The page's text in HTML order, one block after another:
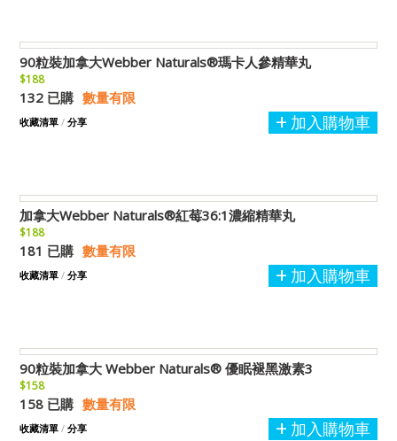
90粒裝加拿大Webber Naturals®瑪卡人參精華丸
$188
132 已購 數量有限
加入購物車
收藏清單 / 分享
加拿大Webber Naturals®紅莓36:1濃縮精華丸
$188
181 已購 數量有限
加入購物車
收藏清單 / 分享
90粒裝加拿大 Webber Naturals® 優眠褪黑激素3
$158
158 已購 數量有限
加入購物車
收藏清單 / 分享